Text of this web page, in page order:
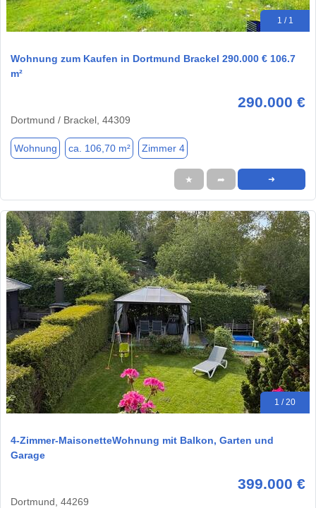
1 / 1
Wohnung zum Kaufen in Dortmund Brackel 290.000 € 106.7
m²
290.000 €
Dortmund / Brackel, 44309
Wohnung ca. 106,70 m² Zimmer 4
★ ➦ ➜
1 / 20
4-Zimmer-MaisonetteWohnung mit Balkon, Garten und
Garage
399.000 €
Dortmund, 44269